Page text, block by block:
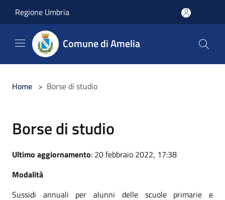
Regione Umbria
Comune di Amelia
Home > Borse di studio
Borse di studio
Ultimo aggiornamento: 20 febbraio 2022, 17:38
Modalità
Sussidi annuali per alunni delle scuole primarie e